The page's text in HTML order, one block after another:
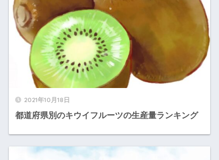
2021年10月18日
都道府県別のキウイフルーツの生産量ランキング